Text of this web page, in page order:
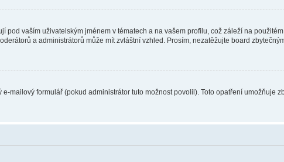
pod vaším uživatelským jménem v tématech a na vašem profilu, což záleží na
a administrátorů může mít zvláštní vzhled. Prosím, nezatěžujte board
mailový formulář (pokud administrátor tuto možnost povolil). Toto opatření umožňuje